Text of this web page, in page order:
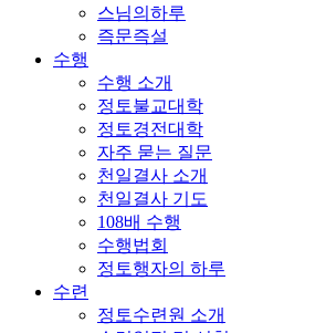
스님의하루
즉문즉설
수행
수행 소개
정토불교대학
정토경전대학
자주 묻는 질문
천일결사 소개
천일결사 기도
108배 수행
수행법회
정토행자의 하루
수련
정토수련원 소개